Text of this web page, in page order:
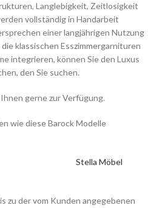
Langlebigkeit, Zeitlosigkeit
vollständig in Handarbeit
einer langjährigen Nutzung
klassischen Esszimmergarnituren
integrieren, können Sie den Luxus
den Sie suchen.
gerne zur Verfügung.
wie diese Barock Modelle
Stella Möbel
zu der vom Kunden angegebenen